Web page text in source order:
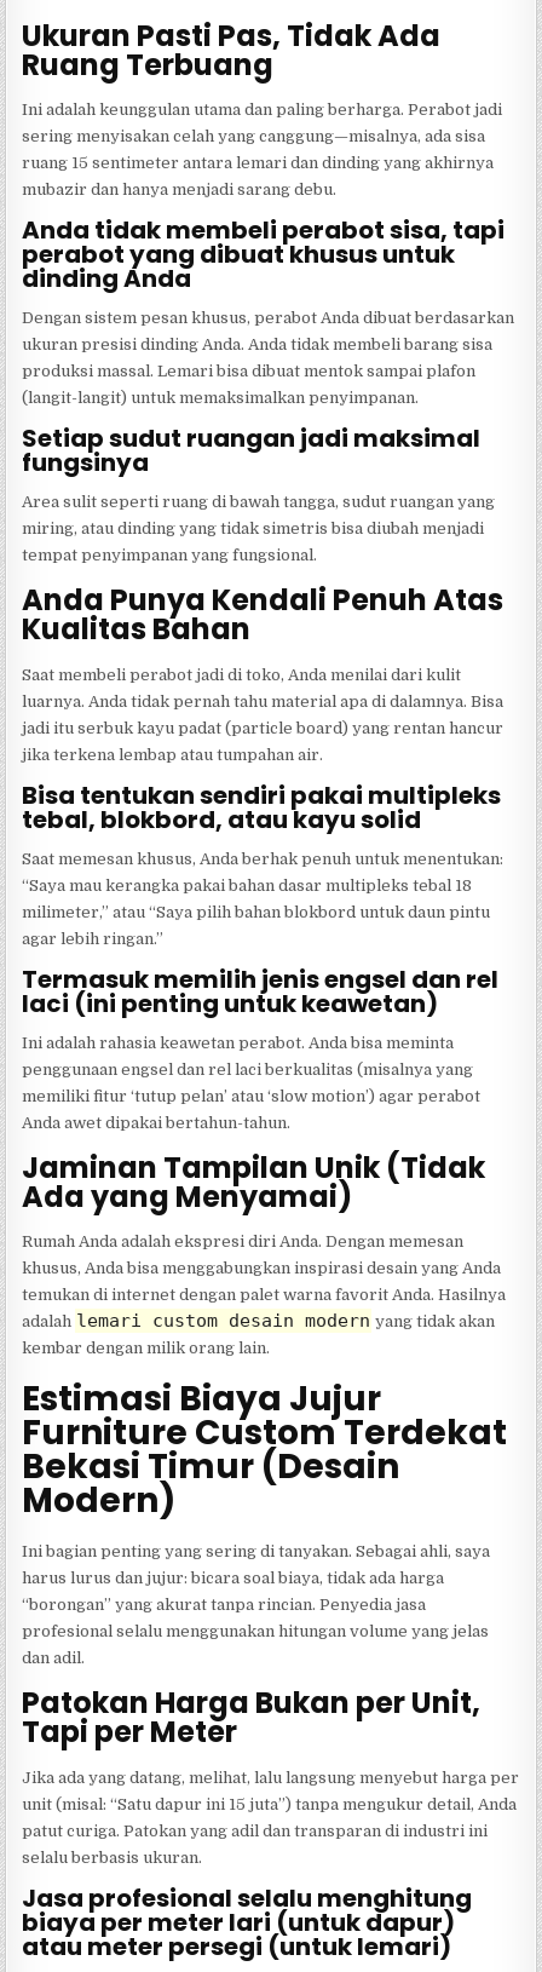
Ukuran Pasti Pas, Tidak Ada
Ruang Terbuang
Ini adalah keunggulan utama dan paling berharga. Perabot jadi
sering menyisakan celah yang canggung—misalnya, ada sisa
ruang 15 sentimeter antara lemari dan dinding yang akhirnya
mubazir dan hanya menjadi sarang debu.
Anda tidak membeli perabot sisa, tapi
perabot yang dibuat khusus untuk
dinding Anda
Dengan sistem pesan khusus, perabot Anda dibuat berdasarkan
ukuran presisi dinding Anda. Anda tidak membeli barang sisa
produksi massal. Lemari bisa dibuat mentok sampai plafon
(langit-langit) untuk memaksimalkan penyimpanan.
Setiap sudut ruangan jadi maksimal
fungsinya
Area sulit seperti ruang di bawah tangga, sudut ruangan yang
miring, atau dinding yang tidak simetris bisa diubah menjadi
tempat penyimpanan yang fungsional.
Anda Punya Kendali Penuh Atas
Kualitas Bahan
Saat membeli perabot jadi di toko, Anda menilai dari kulit
luarnya. Anda tidak pernah tahu material apa di dalamnya. Bisa
jadi itu serbuk kayu padat (particle board) yang rentan hancur
jika terkena lembap atau tumpahan air.
Bisa tentukan sendiri pakai multipleks
tebal, blokbord, atau kayu solid
Saat memesan khusus, Anda berhak penuh untuk menentukan:
“Saya mau kerangka pakai bahan dasar multipleks tebal 18
milimeter,” atau “Saya pilih bahan blokbord untuk daun pintu
agar lebih ringan.”
Termasuk memilih jenis engsel dan rel
laci (ini penting untuk keawetan)
Ini adalah rahasia keawetan perabot. Anda bisa meminta
penggunaan engsel dan rel laci berkualitas (misalnya yang
memiliki fitur ‘tutup pelan’ atau ‘slow motion’) agar perabot
Anda awet dipakai bertahun-tahun.
Jaminan Tampilan Unik (Tidak
Ada yang Menyamai)
Rumah Anda adalah ekspresi diri Anda. Dengan memesan
khusus, Anda bisa menggabungkan inspirasi desain yang Anda
temukan di internet dengan palet warna favorit Anda. Hasilnya
adalah lemari custom desain modern yang tidak akan
kembar dengan milik orang lain.
Estimasi Biaya Jujur
Furniture Custom Terdekat
Bekasi Timur (Desain
Modern)
Ini bagian penting yang sering di tanyakan. Sebagai ahli, saya
harus lurus dan jujur: bicara soal biaya, tidak ada harga
“borongan” yang akurat tanpa rincian. Penyedia jasa
profesional selalu menggunakan hitungan volume yang jelas
dan adil.
Patokan Harga Bukan per Unit,
Tapi per Meter
Jika ada yang datang, melihat, lalu langsung menyebut harga per
unit (misal: “Satu dapur ini 15 juta”) tanpa mengukur detail, Anda
patut curiga. Patokan yang adil dan transparan di industri ini
selalu berbasis ukuran.
Jasa profesional selalu menghitung
biaya per meter lari (untuk dapur)
atau meter persegi (untuk lemari)